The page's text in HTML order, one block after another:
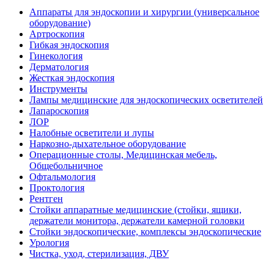
Аппараты для эндоскопии и хирургии (универсальное
оборудование)
Артроскопия
Гибкая эндоскопия
Гинекология
Дерматология
Жесткая эндоскопия
Инструменты
Лампы медицинские для эндоскопических осветителей
Лапароскопия
ЛОР
Налобные осветители и лупы
Наркозно-дыхательное оборудование
Операционные столы, Медицинская мебель,
Общебольничное
Офтальмология
Проктология
Рентген
Стойки аппаратные медицинские (стойки, ящики,
держатели монитора, держатели камерной головки
Стойки эндоскопические, комплексы эндоскопические
Урология
Чистка, уход, стерилизация, ДВУ